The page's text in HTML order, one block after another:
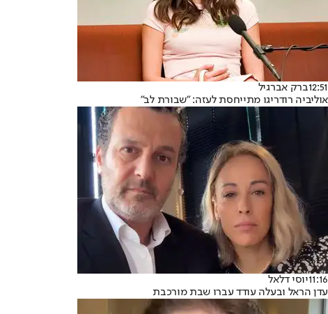
12:51ברק אברגיל
אוליביה רודריגו מתייחסת לעזה: "שבורת לב"
11:16יוסי דלאל
עדן הראל ובעלה עודד עברו שבת מורכבת